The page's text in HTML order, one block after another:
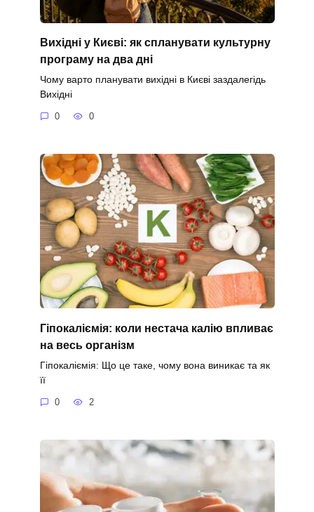
Вихідні у Києві: як спланувати культурну
програму на два дні
Чому варто планувати вихідні в Києві заздалегідь
Вихідні
0 0
Гіпокаліємія: коли нестача калію впливає
на весь організм
Гіпокаліємія: Що це таке, чому вона виникає та як
її
0 2